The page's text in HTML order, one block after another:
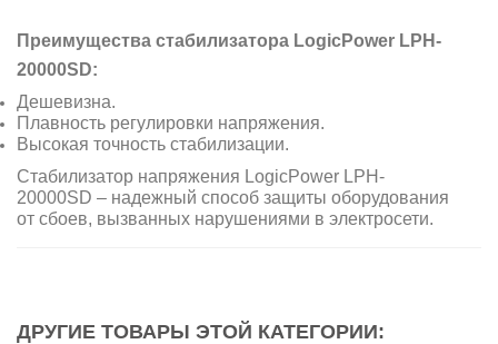
Преимущества стабилизатора LogicPower LPH-
20000SD:
Дешевизна.
Плавность регулировки напряжения.
Высокая точность стабилизации.
Стабилизатор напряжения LogicPower LPH-
20000SD – надежный способ защиты оборудования
от сбоев, вызванных нарушениями в электросети.
ДРУГИЕ ТОВАРЫ ЭТОЙ КАТЕГОРИИ: